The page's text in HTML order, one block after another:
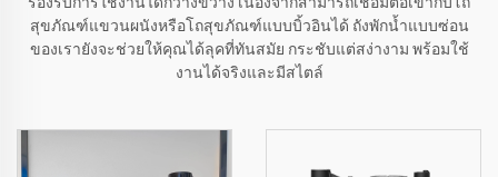
สุขภัณฑ์แขวนผนังหรือโถสุขภัณฑ์แบบบิ้วอินได้ ถังพักน้ำแบบซ่อน
ของเรายังจะช่วยให้คุณได้ลุคที่ทันสมัย กระชับแต่สง่างาม พร้อมใช้
งานได้จริงและมีสไตล์